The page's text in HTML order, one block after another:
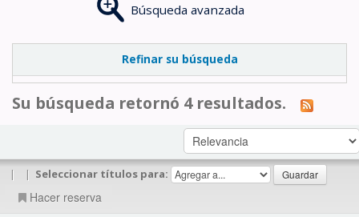
Búsqueda avanzada
Refinar su búsqueda
Su búsqueda retornó 4 resultados.
| | Seleccionar títulos para:
Hacer reserva